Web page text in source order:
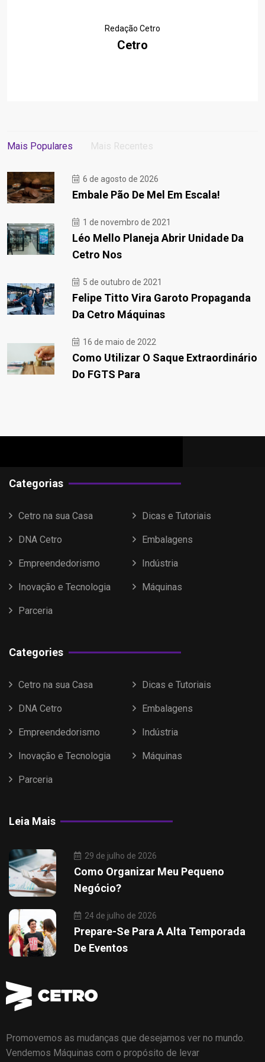
Redação Cetro
Cetro
Mais Populares Mais Recentes
6 de agosto de 2026
Embale Pão De Mel Em Escala!
1 de novembro de 2021
Léo Mello Planeja Abrir Unidade Da
Cetro Nos
5 de outubro de 2021
Felipe Titto Vira Garoto Propaganda
Da Cetro Máquinas
16 de maio de 2022
Como Utilizar O Saque Extraordinário
Do FGTS Para
Categorias
Cetro na sua Casa Dicas e Tutoriais
DNA Cetro Embalagens
Empreendedorismo Indústria
Inovação e Tecnologia Máquinas
Parceria
Categories
Cetro na sua Casa Dicas e Tutoriais
DNA Cetro Embalagens
Empreendedorismo Indústria
Inovação e Tecnologia Máquinas
Parceria
Leia Mais
29 de julho de 2026
Como Organizar Meu Pequeno
Negócio?
24 de julho de 2026
Prepare-Se Para A Alta Temporada
De Eventos
Promovemos as mudanças que desejamos ver no mundo.
Vendemos Máquinas com o propósito de levar